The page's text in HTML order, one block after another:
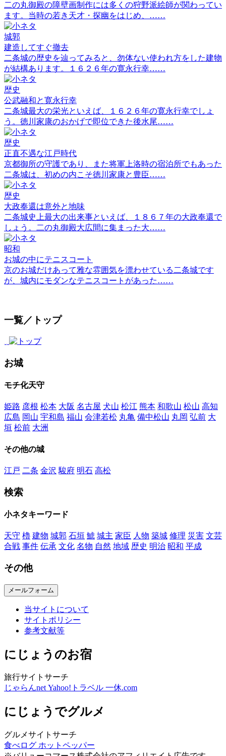
二の丸御殿の障壁画制作には多くの狩野派絵師が関わってい
ます。当時の若き天才・探幽をはじめ、……
城郭
建造してすぐ撤去
二条城の歴史を辿ってみると、勿体ない使われ方をした建物
が結構あります。１６２６年の寛永行幸……
歴史
公武融和と寛永行幸
二条城最大の栄光といえば、１６２６年の寛永行幸でしょ
う。徳川家康のおかげで即位できた後水尾……
歴史
正直不遇な江戸時代
京都御所の守護であり、また将軍上洛時の宿泊所でもあった
二条城は、初めの内こそ徳川家康と豊臣……
歴史
大政奉還は意外と地味
二条城史上最大の出来事といえば、１８６７年の大政奉還で
しょう。二の丸御殿大広間に集まった大……
昭和
お城の中にテニスコート
京のお城だけあって雅な雰囲気を漂わせている二条城です
が、城内にモダンなテニスコートがあった……
一覧／トップ
お城
モチ化天守
姫路 彦根 松本 大阪 名古屋 犬山 松江 熊本 和歌山 松山 高知
広島 岡山 宇和島 福山 会津若松 丸亀 備中松山 丸岡 弘前 大
垣 松前 大洲
その他の城
江戸 二条 金沢 駿府 明石 高松
検索
小ネタキーワード
天守 櫓 建物 城郭 石垣 鯱 城主 家臣 人物 築城 修理 災害 文芸
合戦 事件 伝承 文化 名物 自然 地域 歴史 明治 昭和 平成
その他
メールフォーム
当サイトについて
サイトポリシー
参考文献等
にじょうのお宿
旅行サイトサーチ
じゃらんnetYahoo!トラベル 一休.com
にじょうでグルメ
グルメサイトサーチ
食べログ ホットペッパー